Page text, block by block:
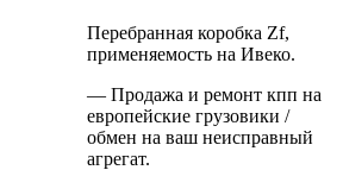
Перебранная коробка Zf,
применяемость на Ивеко.
— Продажа и ремонт кпп на
европейские грузовики /
обмен на ваш неисправный
агрегат.